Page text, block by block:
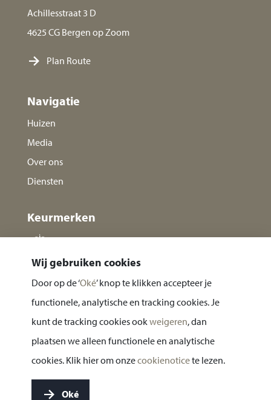
Achillesstraat 3 D
4625 CG Bergen op Zoom
Plan Route
Navigatie
Huizen
Media
Over ons
Diensten
Keurmerken
Privacy statement
Wij gebruiken cookies
Door op de ‘Oké’ knop te klikken accepteer je
functionele, analytische en tracking cookies. Je
kunt de tracking cookies ookweigeren, dan
plaatsen we alleen functionele en analytische
cookies. Klik hier om onzecookienoticete lezen.
Oké